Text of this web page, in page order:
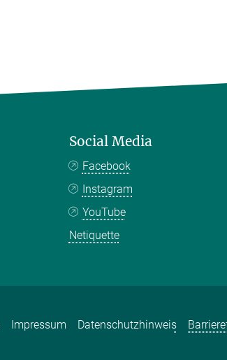
Social Media
Facebook
Instagram
YouTube
Netiquette
Impressum Datenschutzhinweis